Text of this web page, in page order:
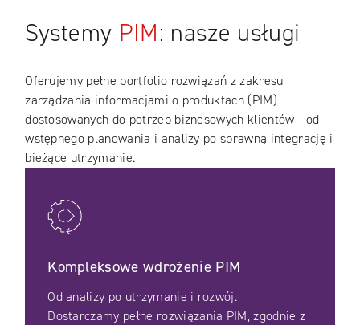
Systemy PIM: nasze usługi
Oferujemy pełne portfolio rozwiązań z zakresu
zarządzania informacjami o produktach (PIM)
dostosowanych do potrzeb biznesowych klientów - od
wstępnego planowania i analizy po sprawną integrację i
bieżące utrzymanie.
Kompleksowe wdrożenie PIM
Od analizy po utrzymanie i rozwój.
Dostarczamy pełne rozwiązania PIM, zgodnie z